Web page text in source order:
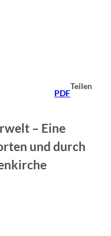
PDF
Teilen
– Eine
und durch